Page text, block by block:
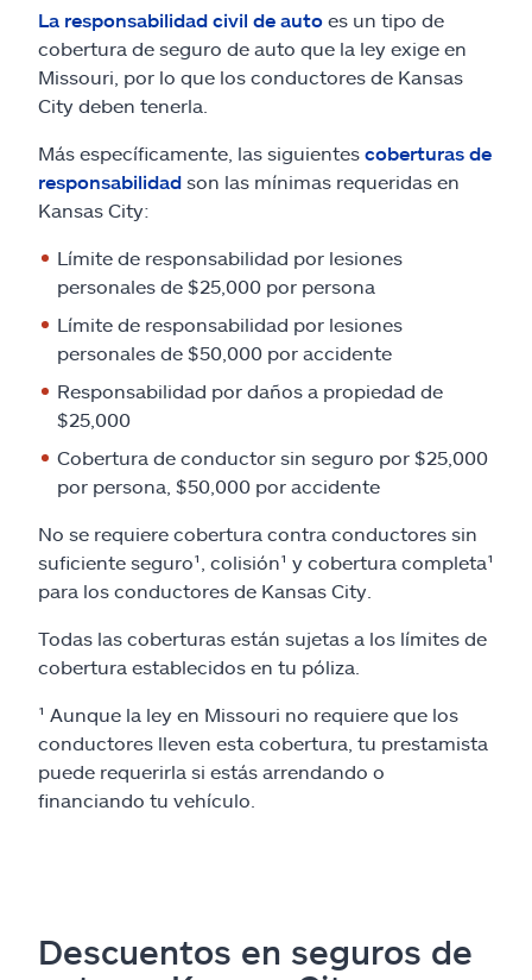
La responsabilidad civil de auto es un tipo de
cobertura de seguro de auto que la ley exige en
Missouri, por lo que los conductores de Kansas
City deben tenerla.
Más específicamente, las siguientes coberturas de
responsabilidad son las mínimas requeridas en
Kansas City:
Límite de responsabilidad por lesiones
personales de $25,000 por persona
Límite de responsabilidad por lesiones
personales de $50,000 por accidente
Responsabilidad por daños a propiedad de
$25,000
Cobertura de conductor sin seguro por $25,000
por persona, $50,000 por accidente
No se requiere cobertura contra conductores sin
suficiente seguro¹, colisión¹ y cobertura completa¹
para los conductores de Kansas City.
Todas las coberturas están sujetas a los límites de
cobertura establecidos en tu póliza.
¹ Aunque la ley en Missouri no requiere que los
conductores lleven esta cobertura, tu prestamista
puede requerirla si estás arrendando o
financiando tu vehículo.
Descuentos en seguros de